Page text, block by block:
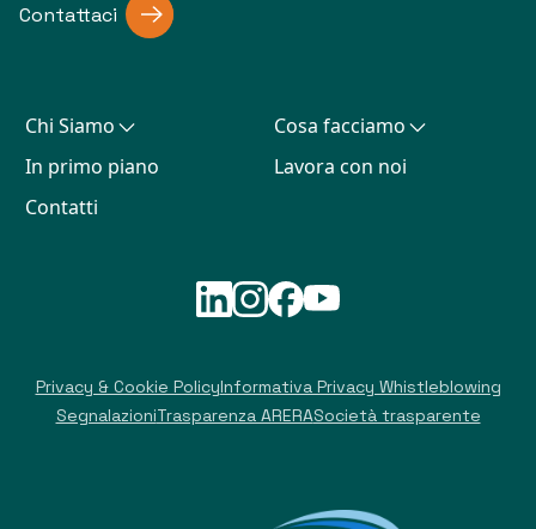
Contattaci
Chi Siamo
In primo piano
Contatti
Cosa facciamo
Lavora con noi
Privacy & Cookie PolicyInformativa Privacy Whistleblowing
SegnalazioniTrasparenza ARERASocietà trasparente